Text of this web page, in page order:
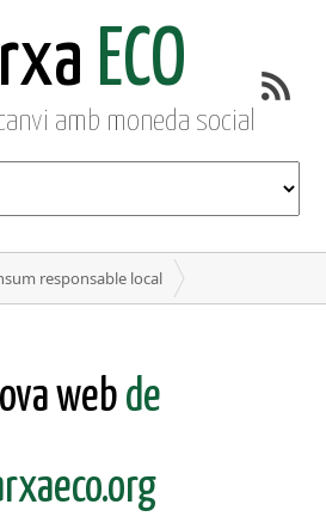
ECO
amb moneda social
responsable local
web de